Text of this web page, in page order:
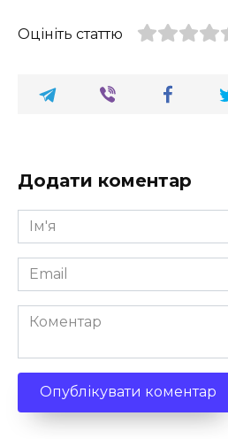
Оцініть статтю
Додати коментар
Ім'я
*
Email
*
Коментар